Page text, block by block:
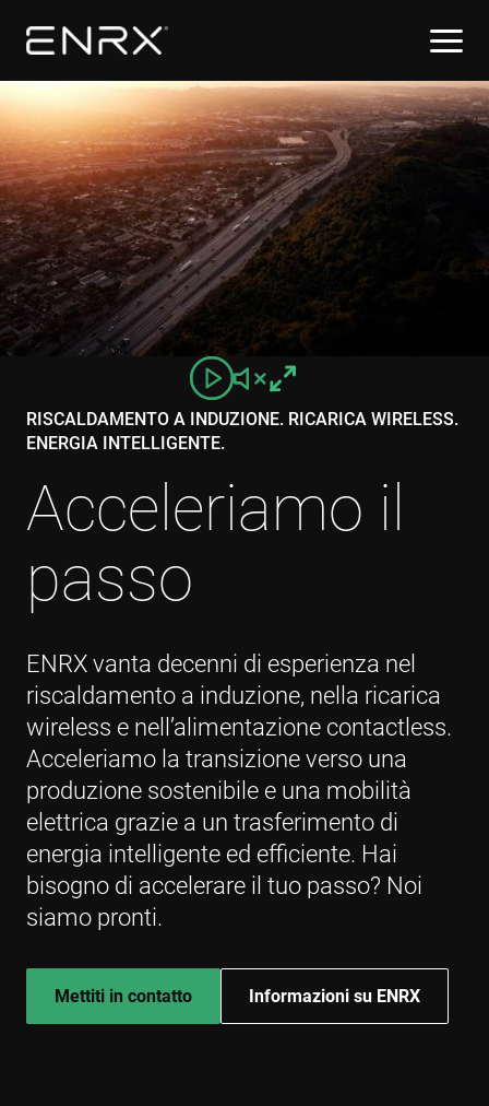
RISCALDAMENTO A INDUZIONE. RICARICA WIRELESS.
ENERGIA INTELLIGENTE.
Acceleriamo il
passo
ENRX vanta decenni di esperienza nel
riscaldamento a induzione, nella ricarica
wireless e nell’alimentazione contactless.
Acceleriamo la transizione verso una
produzione sostenibile e una mobilità
elettrica grazie a un trasferimento di
energia intelligente ed efficiente. Hai
bisogno di accelerare il tuo passo? Noi
siamo pronti.
Mettiti in contatto Informazioni su ENRX